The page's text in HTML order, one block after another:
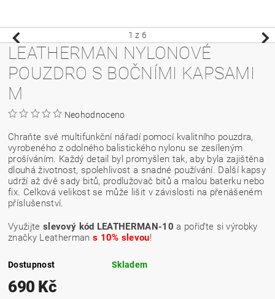
1 z 6
LEATHERMAN NYLONOVÉ
POUZDRO S BOČNÍMI KAPSAMI
M
Neohodnoceno
Chraňte své multifunkční nářadí pomocí kvalitního pouzdra,
vyrobeného z odolného balistického nylonu se zesíleným
prošíváním. Každý detail byl promyšlen tak, aby byla zajištěna
dlouhá životnost, spolehlivost a snadné používání. Další kapsy
udrží až dvě sady bitů, prodlužovač bitů a malou baterku nebo
fix. Celková velikost se může lišit v závislosti na přenášeném
příslušenství.
Využijte slevový kód LEATHERMAN-10 a pořiďte si výrobky
značky Leatherman s 10% slevou!
Dostupnost Skladem
690 Kč